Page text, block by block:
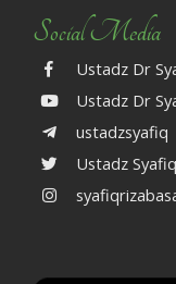
Social Media
Ustadz Dr
Ustadz Dr
ustadzsyafiq
Ustadz Syafiq